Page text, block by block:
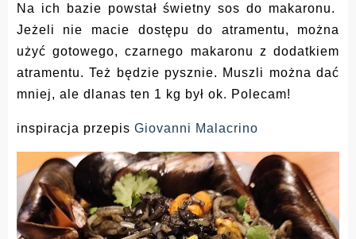
Na ich bazie powstał świetny sos do makaronu.
Jeżeli nie macie dostępu do atramentu, można
użyć gotowego, czarnego makaronu z dodatkiem
atramentu. Też będzie pysznie. Muszli można dać
mniej, ale dlanas ten 1 kg był ok. Polecam!
inspiracja przepis Giovanni Malacrino